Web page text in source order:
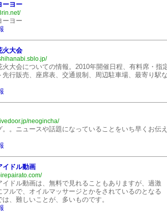
ーヨー
ーヨー
火大会
火大会についての情報。2010年開催日程、有料席・指
先行販売、座席表、交通規制、周辺駐車場、最寄り駅な
neogincha/
。。ニュースや話題になっていることをいち早くお伝え
イドル動画
イドル動画は、無料で見れることもありますが、過激
フルで、オイルマッサージとかをされているのとなる
は、難しいことが、多いものです。